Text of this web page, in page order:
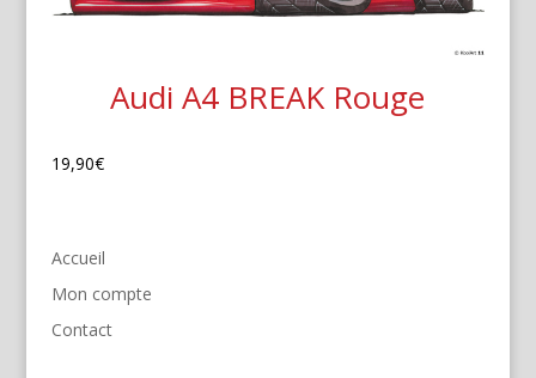
Audi A4 BREAK Rouge
19,90€
Accueil
Mon compte
Contact